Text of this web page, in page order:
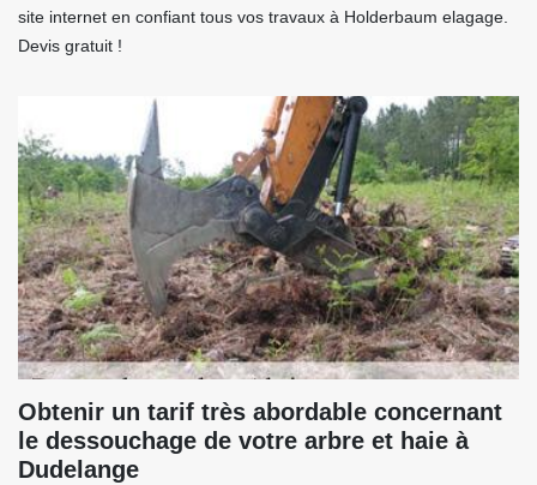
site internet en confiant tous vos travaux à Holderbaum elagage.
Devis gratuit !
Obtenir un tarif très abordable concernant
le dessouchage de votre arbre et haie à
Dudelange